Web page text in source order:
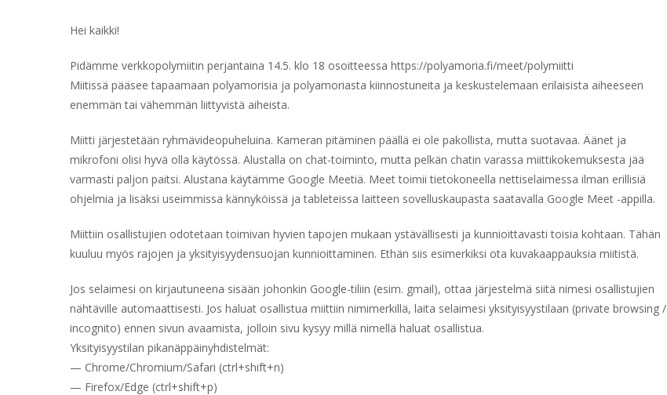
Hei kaikki!
Pidämme verkkopolymiitin perjantaina 14.5. klo 18 osoitteessa https://polyamoria.fi/meet/polymiitti
Miitissä pääsee tapaamaan polyamorisia ja polyamoriasta kiinnostuneita ja keskustelemaan erilaisista aiheeseen
enemmän tai vähemmän liittyvistä aiheista.
Miitti järjestetään ryhmävideopuheluina. Kameran pitäminen päällä ei ole pakollista, mutta suotavaa. Äänet ja
mikrofoni olisi hyvä olla käytössä. Alustalla on chat-toiminto, mutta pelkän chatin varassa miittikokemuksesta jää
varmasti paljon paitsi. Alustana käytämme Google Meetiä. Meet toimii tietokoneella nettiselaimessa ilman erillisiä
ohjelmia ja lisäksi useimmissa kännyköissä ja tableteissa laitteen sovelluskaupasta saatavalla Google Meet -appilla.
Miittiin osallistujien odotetaan toimivan hyvien tapojen mukaan ystävällisesti ja kunnioittavasti toisia kohtaan. Tähän
kuuluu myös rajojen ja yksityisyydensuojan kunnioittaminen. Ethän siis esimerkiksi ota kuvakaappauksia miitistä.
Jos selaimesi on kirjautuneena sisään johonkin Google-tiliin (esim. gmail), ottaa järjestelmä siitä nimesi osallistujien
nähtäville automaattisesti. Jos haluat osallistua miittiin nimimerkillä, laita selaimesi yksityisyystilaan (private browsing /
incognito) ennen sivun avaamista, jolloin sivu kysyy millä nimellä haluat osallistua.
Yksityisyystilan pikanäppäinyhdistelmät:
— Chrome/Chromium/Safari (ctrl+shift+n)
— Firefox/Edge (ctrl+shift+p)